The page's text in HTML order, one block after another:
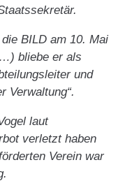
BILD am 10. Mai
bliebe er als
und
Verwaltung“.
laut
verletzt haben
Verein war